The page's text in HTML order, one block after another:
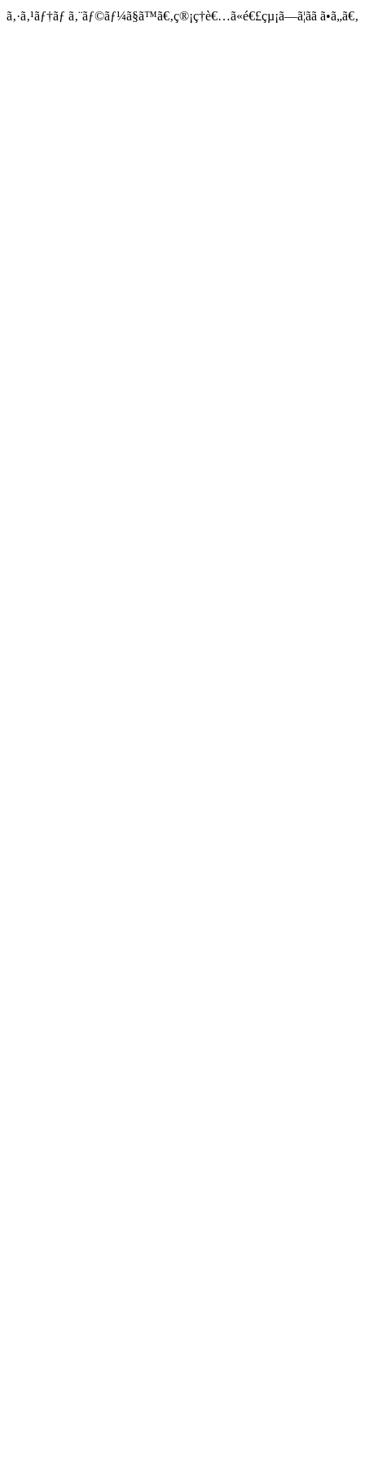
ã‚·ã‚¹ãƒ†ãƒ ã‚¨ãƒ©ãƒ¼ã§ã™ã€‚ç®¡ç†è€…ã«é€£çµ¡ã—ã¦ãã ã•ã„ã€‚